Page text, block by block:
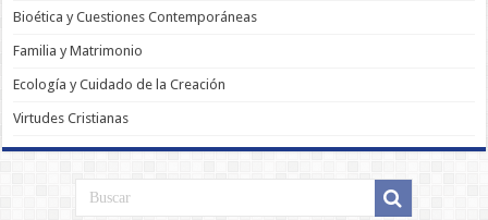
Bioética y Cuestiones Contemporáneas
Familia y Matrimonio
Ecología y Cuidado de la Creación
Virtudes Cristianas